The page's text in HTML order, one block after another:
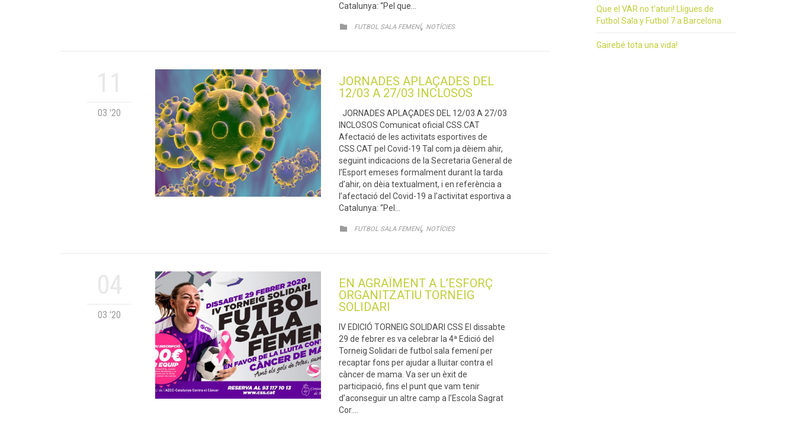
Catalunya: “Pel que…
 CATEGORY
FUTBOL SALA FEMENÍ, NOTÍCIES
03 '20
JORNADES APLAÇADES DEL
12/03 A 27/03 INCLOSOS
JORNADES APLAÇADES DEL 12/03 A 27/03
INCLOSOS Comunicat oficial CSS.CAT
Afectació de les activitats esportives de
CSS.CAT pel Covid-19 Tal com ja dèiem ahir,
seguint indicacions de la Secretaria General de
l’Esport emeses formalment durant la tarda
d’ahir, on dèia textualment, i en referència a
l’afectació del Covid-19 a l’activitat esportiva a
Catalunya: “Pel…
 CATEGORY
FUTBOL SALA FEMENÍ, NOTÍCIES
03 '20
EN AGRAÏMENT A L’ESFORÇ
ORGANITZATIU TORNEIG
SOLIDARI
IV EDICIÓ TORNEIG SOLIDARI CSS El dissabte
29 de febrer es va celebrar la 4ª Edició del
Torneig Solidari de futbol sala femení per
recaptar fons per ajudar a lluitar contra el
càncer de mama. Va ser un èxit de
participació, fins el punt que vam tenir
d’aconseguir un altre camp a l’Escola Sagrat
Cor….
Que el VAR no t’aturi! Lligues de
Futbol Sala y Futbol 7 a Barcelona
Gairebé tota una vida!